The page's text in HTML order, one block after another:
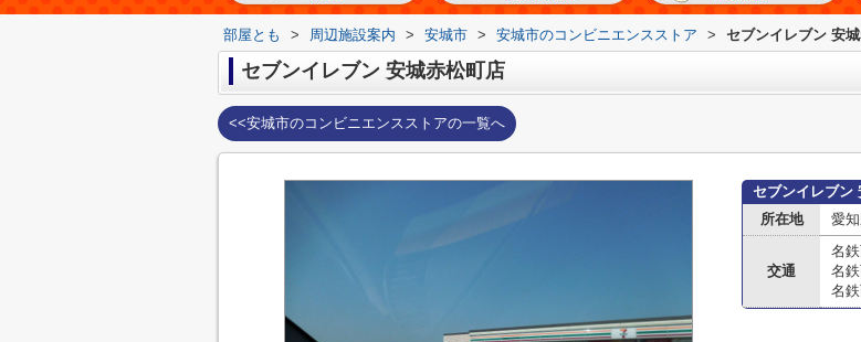
部屋とも > 周辺施設案内 > 安城市 > 安城市のコンビニエンスストア > セブンイレブン 安
セブンイレブン 安城赤松町店
<<安城市のコンビニエンスストアの一覧へ
セブンイレブン
所在地
愛
交通
名
名
名